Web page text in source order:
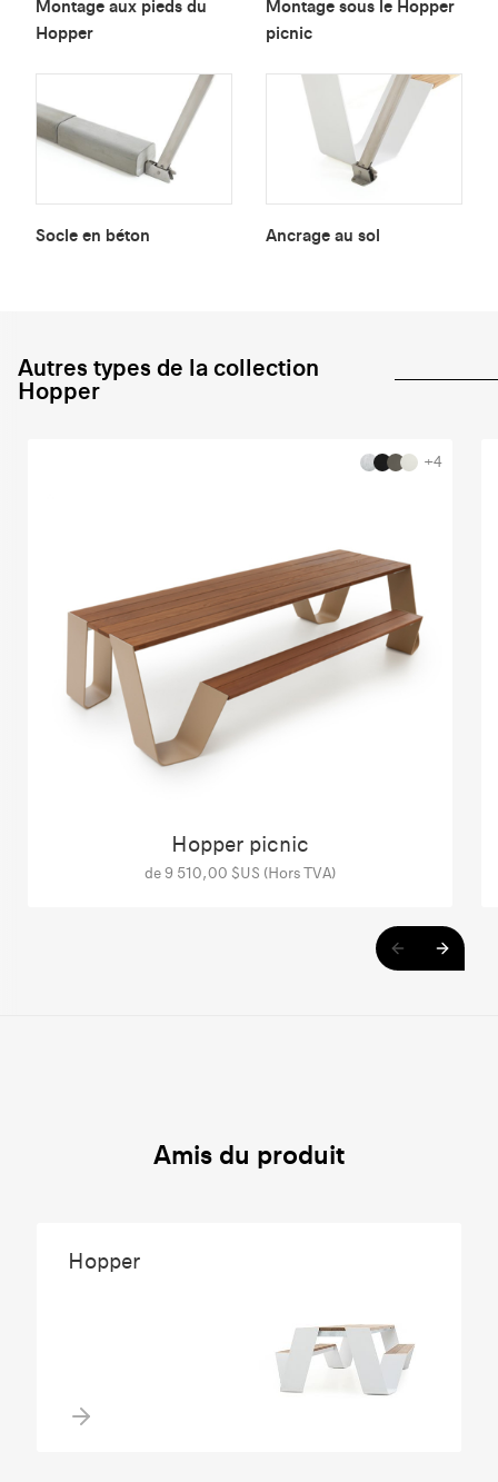
Montage aux pieds du
Hopper
Montage sous le Hopper
picnic
Socle en béton Ancrage au sol
Autres types de la collection
Hopper
+4
Hopper picnic
de 9 510,00 $US (Hors TVA)
Amis du produit
Hopper